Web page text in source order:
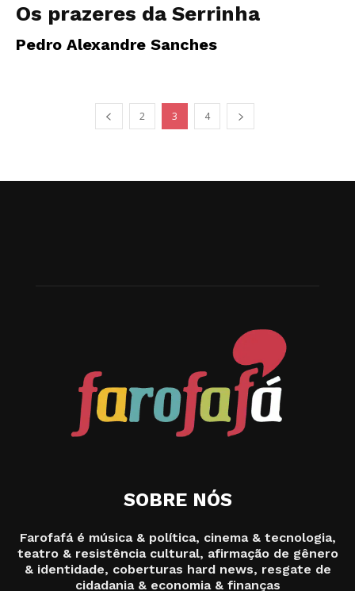
Os prazeres da Serrinha
Pedro Alexandre Sanches
2 3 4
SOBRE NÓS
Farofafá é música & política, cinema & tecnologia,
teatro & resistência cultural, afirmação de gênero
& identidade, coberturas hard news, resgate de
cidadania & economia & finanças